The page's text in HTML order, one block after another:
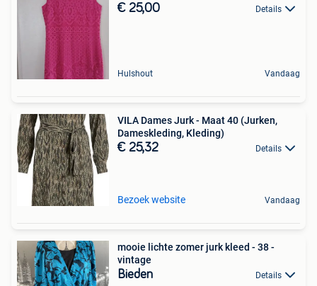
€ 25,00 Details
Hulshout Vandaag
VILA Dames Jurk - Maat 40 (Jurken,
Dameskleding, Kleding)
€ 25,32 Details
Bezoek website Vandaag
mooie lichte zomer jurk kleed - 38 -
vintage
Bieden Details